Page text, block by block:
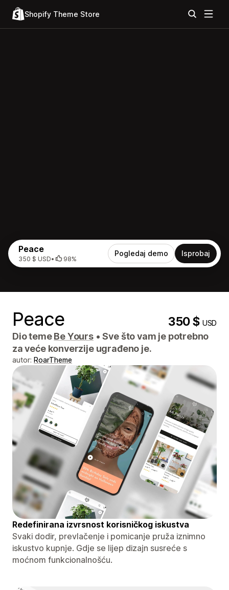
Shopify Theme Store
Peace
350 $ USD• 98%
Pogledaj demo Isprobaj
Peace 350 $USD
Dio temeBe Yours • Sve što vam je potrebno
za veće konverzije ugrađeno je.
autor: RoarTheme
Redefinirana izvrsnost korisničkog iskustva
Svaki dodir, prevlačenje i pomicanje pruža iznimno
iskustvo kupnje. Gdje se lijep dizajn susreće s
moćnom funkcionalnošću.